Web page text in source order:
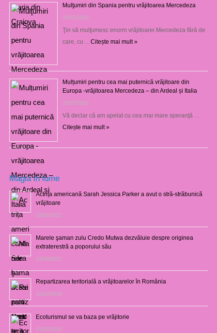
Mulţumiri din Spania pentru vrăjitoarea Mercedeza
24/07/2026
Ţin să mulţumesc enorm vrăjitoarei Mercedeza fără de
care, cu … Citește mai mult »
Mulțumiri pentru cea mai puternică vrăjitoare din
Europa -vrăjitoarea Mercedeza – din Ardeal și Italia
23/07/2026
Vă declar că am apelat cu cea mai mare speranţă …
Citește mai mult »
Magia in lume
Actrița americană Sarah Jessica Parker a avut o stră-străbunică
vrăjitoare
03/08/2021
Marele şaman zulu Credo Mutwa dezvăluie despre originea
extraterestră a poporului său
14/06/2021
Repartizarea teritorială a vrăjitoarelor în România
12/10/2020
Ecoturismul se va baza pe vrăjitorie
01/02/2019